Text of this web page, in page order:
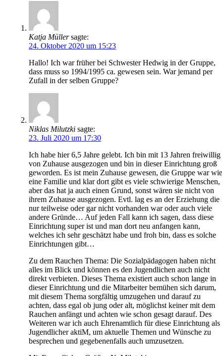
Katja Müller sagte:
24. Oktober 2020 um 15:23
Hallo! Ich war früher bei Schwester Hedwig in der Gruppe,
dass muss so 1994/1995 ca. gewesen sein. War jemand per
Zufall in der selben Gruppe?
Niklas Milutzki sagte:
23. Juli 2020 um 17:30
Ich habe hier 6,5 Jahre gelebt. Ich bin mit 13 Jahren freiwillig
von Zuhause ausgezogen und bin in dieser Einrichtung groß
geworden. Es ist mein Zuhause gewesen, die Gruppe war wie
eine Familie und klar dort gibt es viele schwierige Menschen,
aber das hat ja auch einen Grund, sonst wären sie nicht von
ihrem Zuhause ausgezogen. Evtl. lag es an der Erziehung die
nur teilweise oder gar nicht vorhanden war oder auch viele
andere Gründe… Auf jeden Fall kann ich sagen, dass diese
Einrichtung super ist und man dort neu anfangen kann,
welches ich sehr geschätzt habe und froh bin, dass es solche
Einrichtungen gibt…
Zu dem Rauchen Thema: Die Sozialpädagogen haben nicht
alles im Blick und können es den Jugendlichen auch nicht
direkt verbieten. Dieses Thema existiert auch schon lange in
dieser Einrichtung und die Mitarbeiter bemühen sich darum,
mit diesem Thema sorgfältig umzugehen und darauf zu
achten, dass egal ob jung oder alt, möglichst keiner mit dem
Rauchen anfängt und achten wie schon gesagt darauf. Des
Weiteren war ich auch Ehrenamtlich für diese Einrichtung als
Jugendlicher aktiM, um aktuelle Themen und Wünsche zu
besprechen und gegebenenfalls auch umzusetzen.